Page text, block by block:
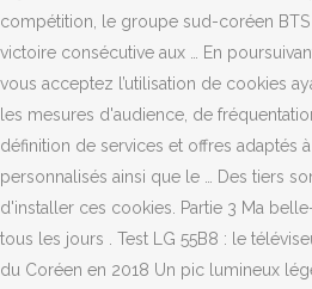
compétition, le groupe sud-coréen
victoire consécutive aux … En
vous acceptez l’utilisation de cookies
les mesures d'audience, de
définition de services et offres adaptés
personnalisés ainsi que le … Des tiers
d'installer ces cookies. Partie 3 Ma
tous les jours . Test LG 55B8 : le
du Coréen en 2018 Un pic lumineux